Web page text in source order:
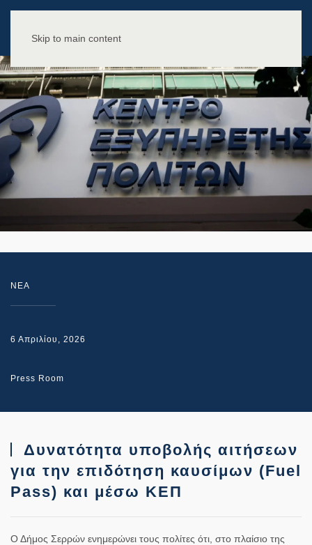
Skip to main content
NEA
6 Απριλίου, 2026
Press Room
Δυνατότητα υποβολής αιτήσεων
για την επιδότηση καυσίμων (Fuel
Pass) και μέσω ΚΕΠ
Ο Δήμος Σερρών ενημερώνει τους πολίτες ότι, στο πλαίσιο της